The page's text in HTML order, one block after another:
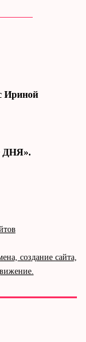
Ириной
создание сайта,